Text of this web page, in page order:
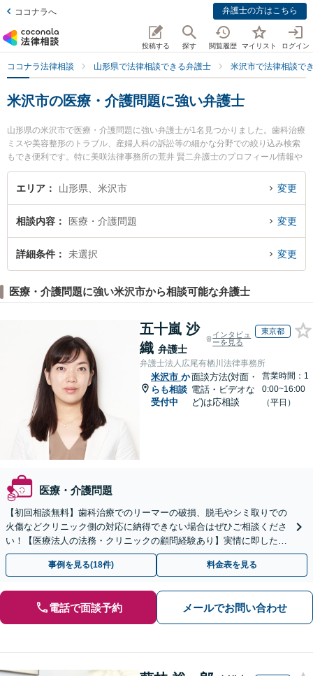
ココナラへ 弁護士の方はこちら
投稿する 探す 閲覧履歴 マイリスト ログイン
ココナラ法律相談 山形県で法律相談できる弁護士 米沢市で法律相談で
米沢市の医療・介護問題に強い弁護士
山形県の米沢市で医療・介護問題に強い弁護士が1名見つかりました。歯科治療
ミスや美容整形のトラブル、産婦人科の訴訟等の細かな分野での絞り込み検索
もでき便利です。特に美咲法律事務所の荒井 賢二弁護士のプロフィール情報や
弁護士費用、強みなどが注目されています。『米沢市で土日や夜間に発生した
医療・介護問題のトラブルを今すぐに弁護士に相談したい』『医療・介護問題
困りの相談者さんにおすすめです。
エリア 山形県、米沢市 変更
相談内容 医療・介護問題 変更
詳細条件 未選択 変更
医療・介護問題に強い米沢市から相談可能な弁護士
五十嵐 沙
織 弁護士
インタビュ
ーを見る
東京都
弁護士法人広尾有栖川法律事務所
米沢市 か
らも相談
受付中
面談方法(対面・
電話・ビデオな
ど)は応相談
営業時間：1
0:00~16:00
（平日）
医療・介護問題
【初回相談無料】歯科治療でのリーマーの破損、脱毛やシミ取りでの
火傷などクリニック側の対応に納得できない場合はぜひご相談くださ
い！【医療法人の法務・クリニックの顧問経験あり】実情に即したア
ドバイスで、納得のできるトラブルの解決を目指します。
事例を見る(18件) 料金表を見る
電話で面談予約 メールでお問い合わせ